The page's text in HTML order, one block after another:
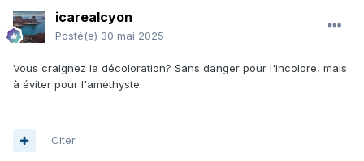
icarealcyon
Posté(e) 30 mai 2025
Vous craignez la décoloration? Sans danger pour l'incolore, mais
à éviter pour l'améthyste.
Citer